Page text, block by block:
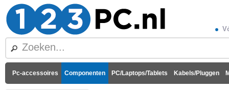
Pc-accessoires Componenten PC/Laptops/Tablets Kabels/Pluggen